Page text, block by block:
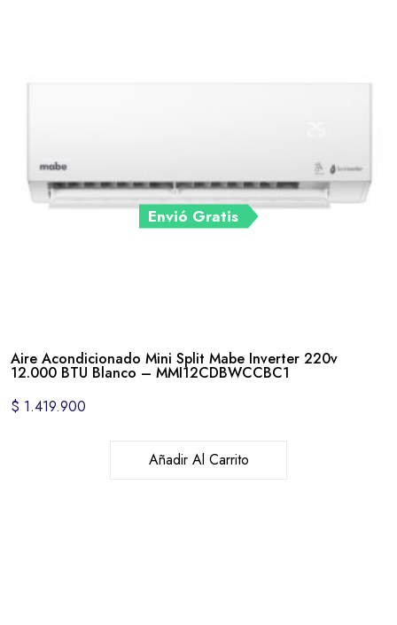
Envió Gratis
Aire Acondicionado Mini Split Mabe Inverter 220v
12.000 BTU Blanco – MMI12CDBWCCBC1
$ 1.419.900
Añadir Al Carrito